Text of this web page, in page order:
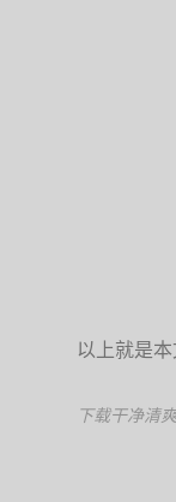
以上就是
下载干净清